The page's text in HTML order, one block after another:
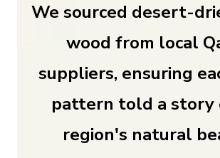
We sourced desert-
wood from local
suppliers, ensuring
pattern told a story
region's natural